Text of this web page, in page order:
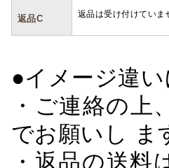
返品C 返品は受け付けていま
●イメージ違
・ご連絡の
でお願いし ま
・返品の送